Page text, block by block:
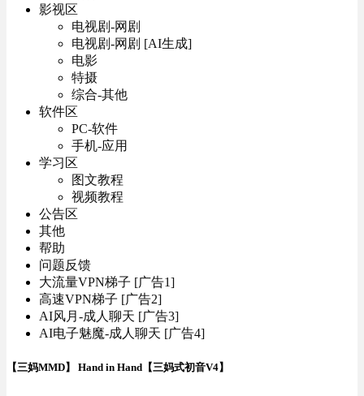
影视区
电视剧-网剧
电视剧-网剧 [AI生成]
电影
特摄
综合-其他
软件区
PC-软件
手机-应用
学习区
图文教程
视频教程
公告区
其他
帮助
问题反馈
大流量VPN梯子 [广告1]
高速VPN梯子 [广告2]
AI风月-成人聊天 [广告3]
AI电子魅魔-成人聊天 [广告4]
【三妈MMD】 Hand in Hand【三妈式初音V4】